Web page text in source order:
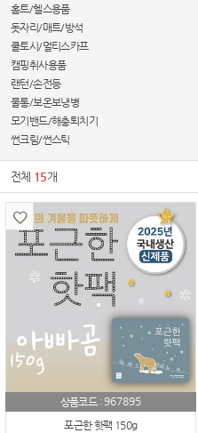
홈트/헬스용품
돗자리/매트/방석
쿨토시/멀티스카프
캠핑취사용품
랜턴/손전등
물통/보온보냉병
모기밴드/해충퇴치기
썬크림/썬스틱
전체 15개
상품코드 :967895
포근한 핫팩 150g